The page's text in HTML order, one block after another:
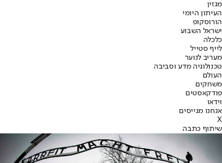
מגזין
העיתון היומי
הורוסקופ
ישראל השבוע
כלכלה
לייף סטייל
מעריב לנוער
טכנולוגיה מדע וסביבה
העולם
משחקים
פודקאסטים
וידאו
אנחנו מגייסים
X
שיתוף כתבה